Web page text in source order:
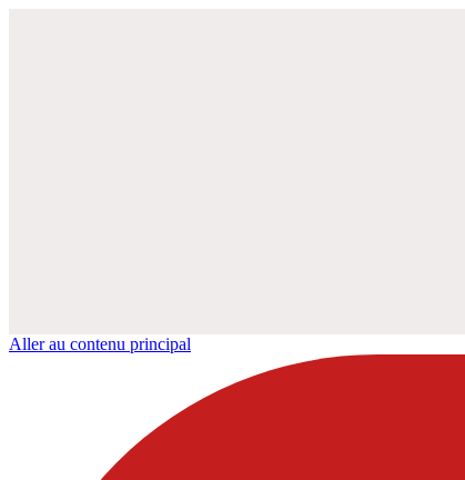
Aller au contenu principal